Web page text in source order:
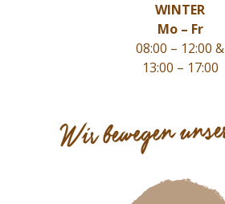
WINTER
Mo – Fr
08:00 – 12:00 &
13:00 – 17:00